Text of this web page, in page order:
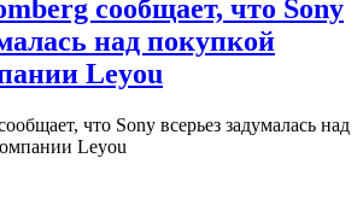
сообщает, что Sony
над покупкой
Leyou
что Sony всерьез задумалась над
Leyou